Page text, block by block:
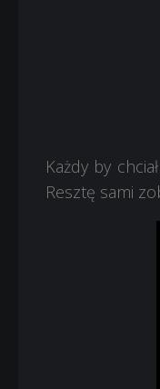
Każdy by
Resztę sami